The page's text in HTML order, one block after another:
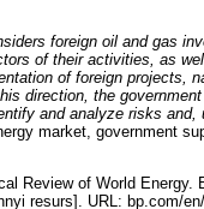
foreign oil and gas
of their activities, as
of foreign projects,
direction, the
and analyze risks and,
market, government
Review of World
resurs]. URL: bp.com/